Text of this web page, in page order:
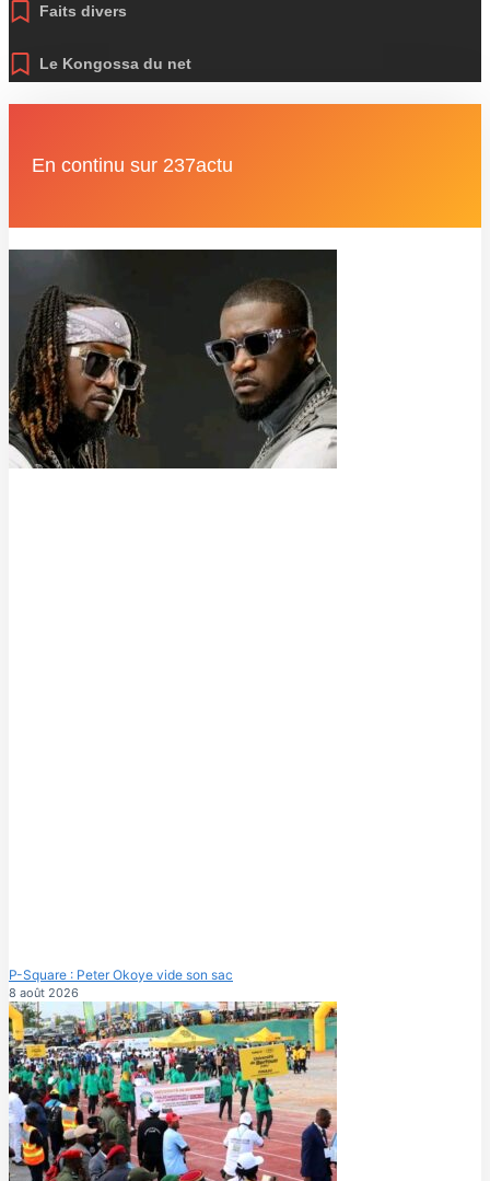
Faits divers
Le Kongossa du net
En continu sur 237actu
P-Square : Peter Okoye vide son sac
8 août 2026